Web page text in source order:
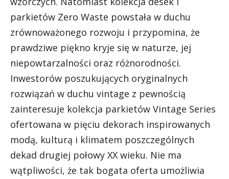
parkietów Zero Waste powstała w duchu
zrównoważonego rozwoju i przypomina, że
prawdziwe piękno kryje się w naturze, jej
niepowtarzalności oraz różnorodności.
Inwestorów poszukujących oryginalnych
rozwiązań w duchu vintage z pewnością
zainteresuje kolekcja parkietów Vintage Series
ofertowana w pięciu dekorach inspirowanych
modą, kulturą i klimatem poszczególnych
dekad drugiej połowy XX wieku. Nie ma
wątpliwości, że tak bogata oferta umożliwia